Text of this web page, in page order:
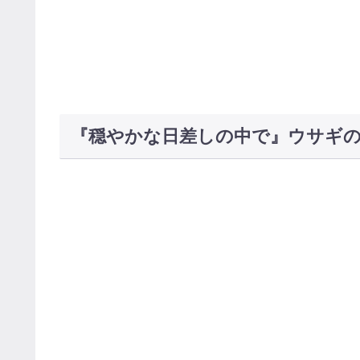
『穏やかな日差しの中で』ウサギ